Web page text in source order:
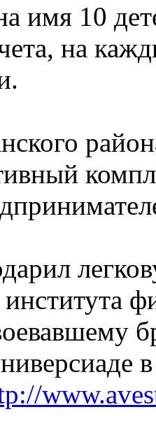
имя 10
на